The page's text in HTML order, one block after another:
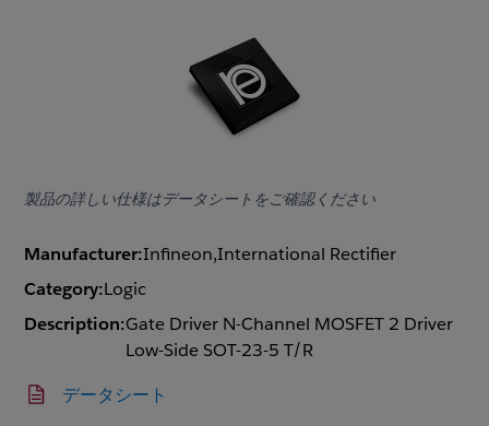
製品の詳しい仕様はデータシートをご確認ください
Manufacturer:Infineon,International Rectifier
Category:Logic
Description:Gate Driver N-Channel MOSFET 2 Driver
Low-Side SOT-23-5 T/R
データシート